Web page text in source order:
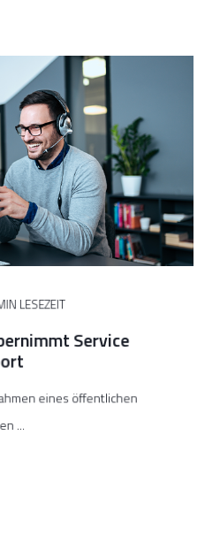
LESEZEIT
Service
eines öffentlichen
...